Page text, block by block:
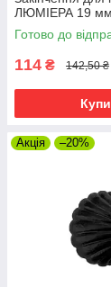
ЛЮМІЕРА 19
Готово до
114 ₴ 142,50 ₴
Акція –20%